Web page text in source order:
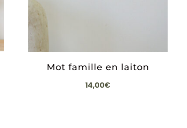
Mot famille en laiton
14,00€